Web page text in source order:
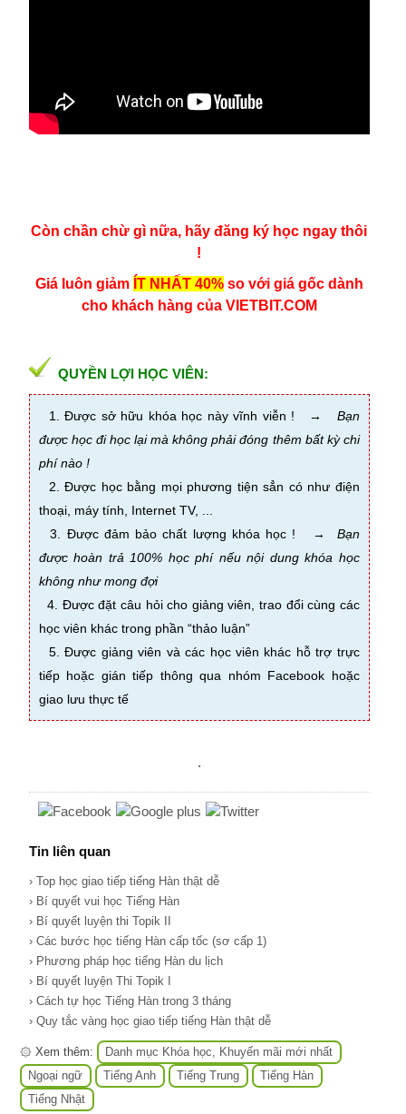
Còn chần chừ gì nữa, hãy đăng ký học ngay thôi
!
Giá luôn giảm ÍT NHẤT 40%so với giá gốc dành
cho khách hàng của VIETBIT.COM
QUYỀN LỢI HỌC VIÊN:
1. Được sở hữu khóa học này vĩnh viễn ! → Bạn
được học đi học lại mà không phải đóng thêm bất kỳ chi
phí nào !
2. Được học bằng mọi phương tiện sẳn có như điện
thoại, máy tính, Internet TV, ...
3. Được đảm bảo chất lượng khóa học !
→ Bạn
được hoàn trả 100% học phí nếu nội dung khóa học
không như mong đợi
4. Được đặt câu hỏi cho giảng viên, trao đổi cùng các
học viên khác trong phần “thảo luận”
5. Được giảng viên và các học viên khác hỗ trợ trực
tiếp hoặc gián tiếp thông qua nhóm Facebook hoặc
giao lưu thực tế
.
Tin liên quan
› Top học giao tiếp tiếng Hàn thật dễ
› Bí quyết vui học Tiếng Hàn
› Bí quyết luyện thi Topik II
› Các bước học tiếng Hàn cấp tốc (sơ cấp 1)
› Phương pháp học tiếng Hàn du lịch
› Bí quyết luyện Thi Topik I
› Cách tự học Tiếng Hàn trong 3 tháng
› Quy tắc vàng học giao tiếp tiếng Hàn thật dễ
۞ Xem thêm:
Danh mục Khóa học, Khuyến mãi mới nhất
Ngoại ngữ
Tiếng Anh Tiếng Trung
Tiếng Hàn
Tiếng Nhật